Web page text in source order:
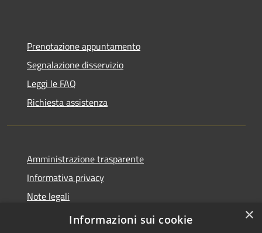
Prenotazione appuntamento
Segnalazione disservizio
Leggi le FAQ
Richiesta assistenza
Amministrazione trasparente
Informativa privacy
Note legali
Dichiarazione di accessibilità
×
Informazioni sui cookie